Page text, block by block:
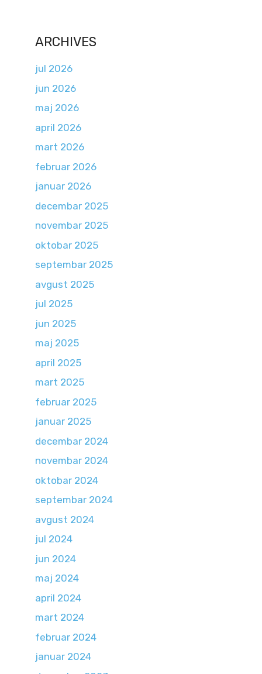
ARCHIVES
jul 2026
jun 2026
maj 2026
april 2026
mart 2026
februar 2026
januar 2026
decembar 2025
novembar 2025
oktobar 2025
septembar 2025
avgust 2025
jul 2025
jun 2025
maj 2025
april 2025
mart 2025
februar 2025
januar 2025
decembar 2024
novembar 2024
oktobar 2024
septembar 2024
avgust 2024
jul 2024
jun 2024
maj 2024
april 2024
mart 2024
februar 2024
januar 2024